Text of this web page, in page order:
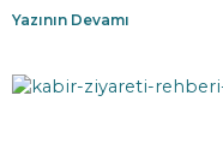
Yazının Devamı